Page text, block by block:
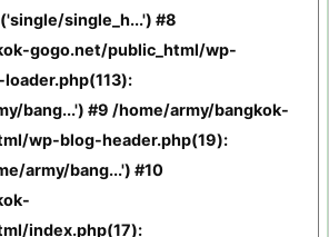
single_h...') #8
gogo.net/public_html/wp-
bang...') #9 /home/army/bangkok-
wp-blog-header.php(19):
army/bang...') #10
index.php(17):